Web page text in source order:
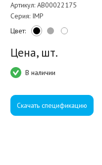
Артикул: AB00022175
Серия: IMP
Цвет:
Цена, шт.
В наличии
Скачать спецификацию